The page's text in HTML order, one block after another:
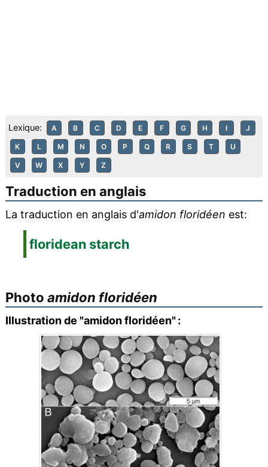
Lexique: A B C D E F G H I J
K L M N O P Q R S T U
V W X Y Z
Traduction en anglais
La traduction en anglais d'amidon floridéen est:
floridean starch
Photo amidon floridéen
Illustration de "amidon floridéen" :